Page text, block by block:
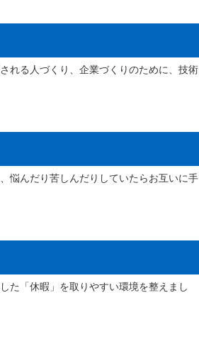
れる人づくり、企業づくりのために、技術
悩んだり苦しんだりしていたらお互いに手
た「休暇」を取りやすい環境を整えまし